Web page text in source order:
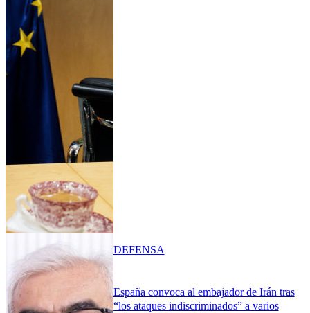
España convoca al embajador de Irán tras
“los ataques indiscriminados” a varios
DEFENSA